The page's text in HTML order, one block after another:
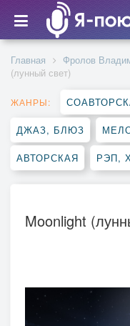
Главная Фролов
(лунный свет)
ЖАНРЫ:
ДЖАЗ, БЛЮЗ
АВТОРСКАЯ РЭП,
Moonlight